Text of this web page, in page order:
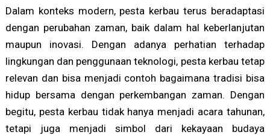
Dalam konteks modern, pesta kerbau terus beradaptasi
dengan perubahan zaman, baik dalam hal keberlanjutan
maupun inovasi. Dengan adanya perhatian terhadap
lingkungan dan penggunaan teknologi, pesta kerbau tetap
relevan dan bisa menjadi contoh bagaimana tradisi bisa
hidup bersama dengan perkembangan zaman. Dengan
begitu, pesta kerbau tidak hanya menjadi acara tahunan,
tetapi juga menjadi simbol dari kekayaan budaya